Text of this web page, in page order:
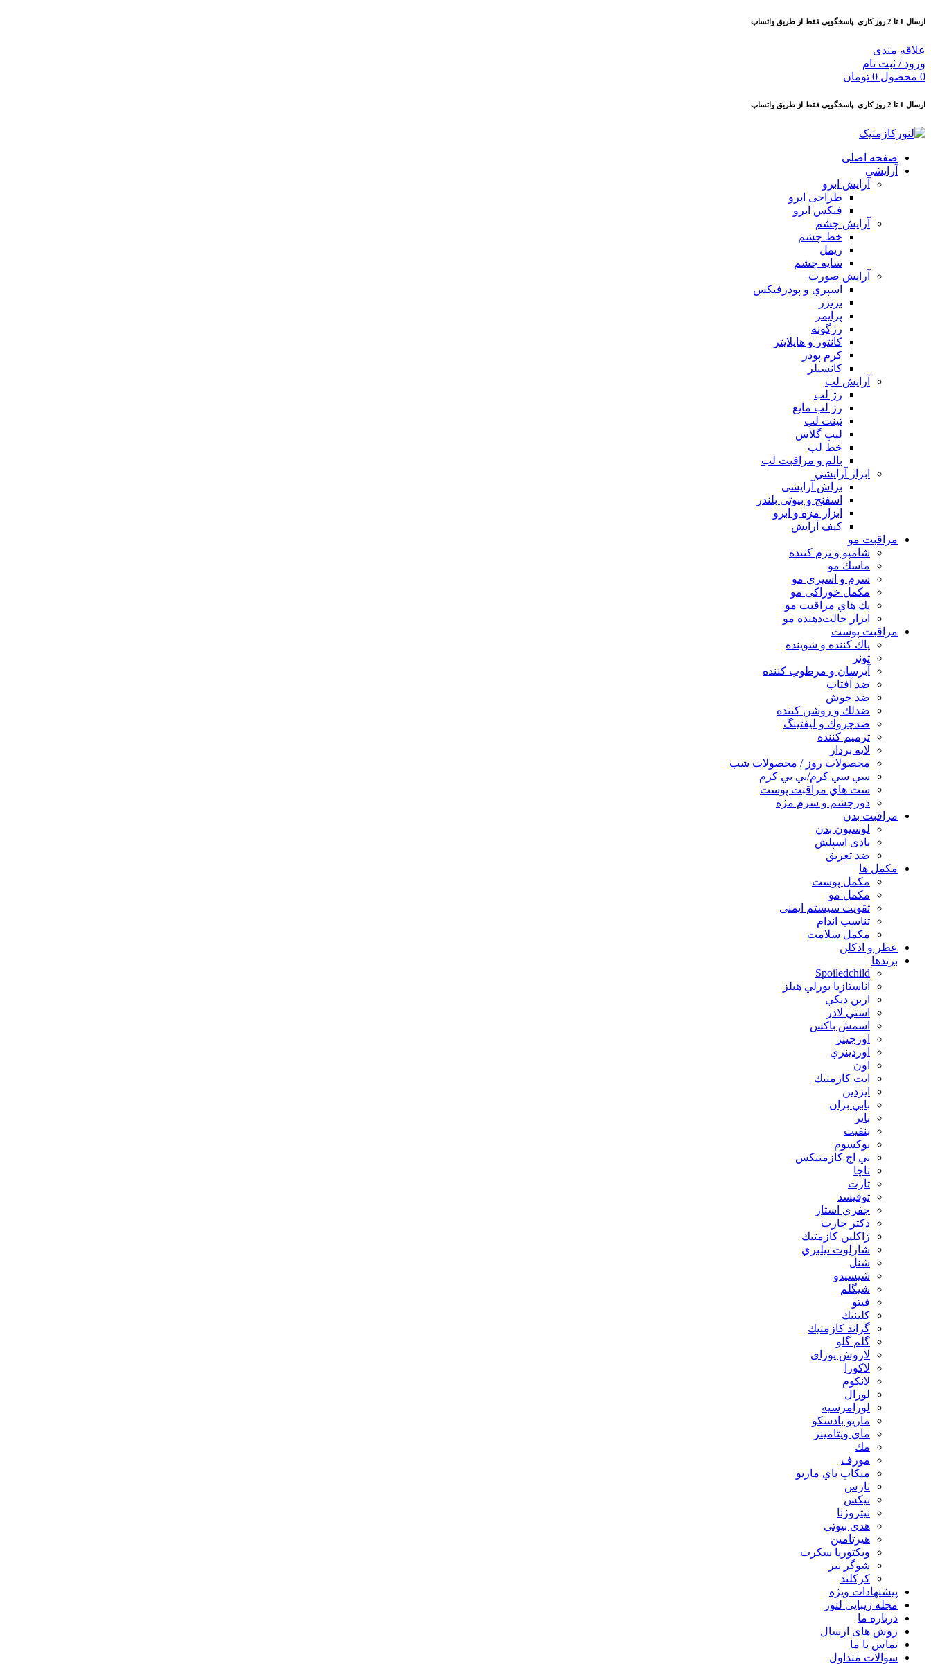
ارسال 1 تا 2 روز کاری پاسخگویی فقط از طریق واتساپ
علاقه مندی
ورود / ثبت نام
0 محصول 0 تومان
ارسال 1 تا 2 روز کاری پاسخگویی فقط از طریق واتساپ
صفحه اصلی
آرایشی
آرايش ابرو
طراحی ابرو
فیکس ابرو
آرايش چشم
خط چشم
ريمل
سايه چشم
آرايش صورت
اسپري و پودرفيكس
برنزر
پرايمر
رژگونه
كانتور و هايلايتر
كرم پودر
كانسيلر
آرايش لب
رژ لب
رژ لب مایع
تینت لب
لیپ گلاس
خط لب
بالم و مراقبت لب
ابزار آرايشي
براش آرایشی
اسفنج و بیوتی بلندر
ابزار مژه و ابرو
کیف آرایش
مراقبت مو
شامپو و نرم كننده
ماسك مو
سرم و اسپري مو
مكمل خوراكی مو
پك هاي مراقبت مو
ابزار حالت‌دهنده مو
مراقبت پوست
پاك كننده و شوينده
تونر
آبرسان و مرطوب كننده
ضد آفتاب
ضد جوش
ضدلك و روشن كننده
ضدچروك و ليفتينگ
ترميم كننده
لايه بردار
محصولات روز / محصولات شب
سي سي كرم/بي بي كرم
ست هاي مراقبت پوست
دورچشم و سرم مژه
مراقبت بدن
لوسیون بدن
بادی اسپلش
ضد تعریق
مكمل ها
مکمل پوست
مکمل مو
تقویت سیستم ایمنی
تناسب اندام
مکمل سلامت
عطر و ادکلن
برندها
Spoiledchild
آناستازيا بورلي هيلز
اربن ديكي
استي لادر
اسمش باكس
اورجينز
اوردينري
اون
ايت كازمتيك
ايزدين
بابي بران
بایر
بنفيت
بوكسوم
بي اچ كازمتيكس
تاچا
تارت
توفيسد
جفري استار
دكتر جارت
ژاكلين كازمتيك
شارلوت تيلبري
شنل
شيسيدو
شیگلم
فيتو
كلينيك
گراند كازمتيك
گلم گلو
لاروش پوزای
لاكورا
لانكوم
لورال
لورامرسيه
ماريو بادسكو
ماي ويتامينز
مك
مورف
ميكاپ باي ماريو
نارس
نيكس
نیتروژنا
هدي بيوتي
هیرتامین
ویکتوریا سکرت
شوگر بير
کرکلند
پیشنهادات ویژه
مجله زیبایی لنور
درباره ما
روش های ارسال
تماس با ما
سوالات متداول